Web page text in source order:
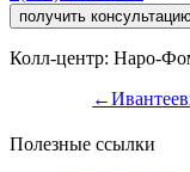
получить
Колл-центр: Наро-
Полезные ссылки